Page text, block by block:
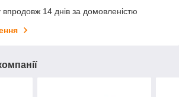
14 днів за домовленістю